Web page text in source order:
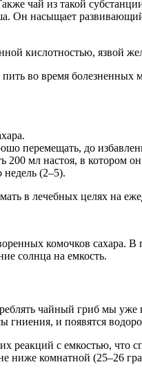
чай из такой
Он насыщает
кислотностью, язвой
во время
перемещать, до
мл настоя, в котором
(2–5).
в лечебных целях на
комочков сахара. В
солнца на емкость.
чайный гриб мы
гниения, и появятся
реакций с емкостью, что
ниже комнатной (25–26